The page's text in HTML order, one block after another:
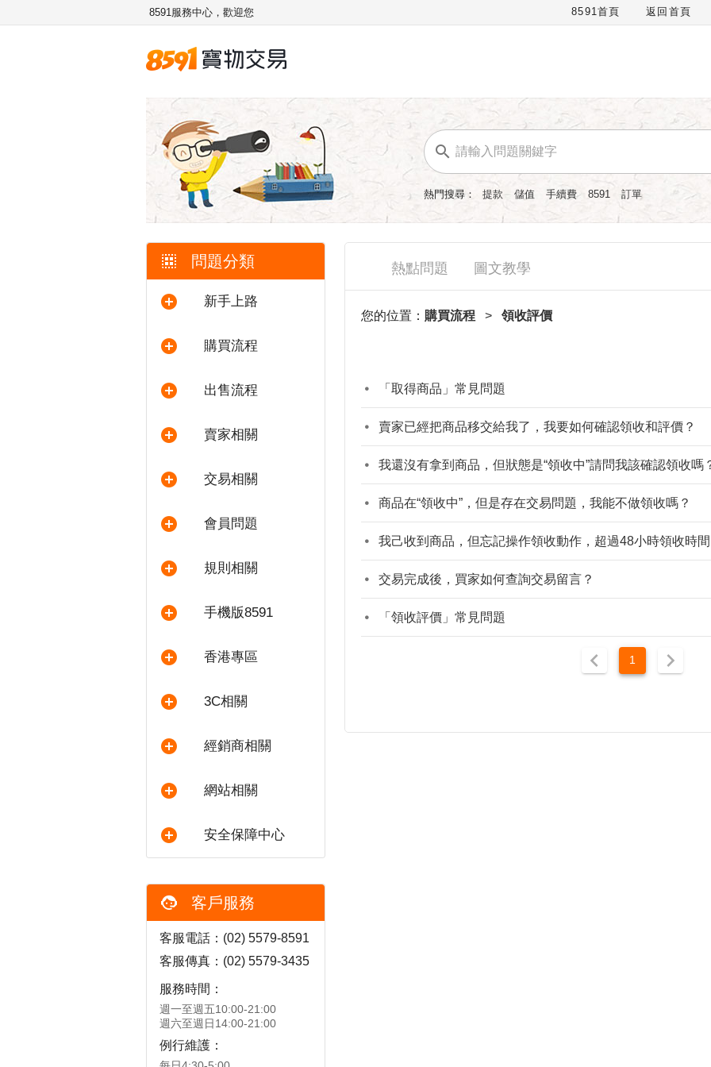
8591服務中心，歡迎您 8591首頁 返回首頁
熱門搜尋： 提款 儲值 手續費 8591 訂單
問題分類
新手上路
購買流程
出售流程
賣家相關
交易相關
會員問題
規則相關
手機版8591
香港專區
3C相關
經銷商相關
網站相關
安全保障中心
客戶服務
客服電話：(02) 5579-8591
客服傳真：(02) 5579-3435
服務時間：
週一至週五10:00-21:00
週六至週日14:00-21:00
例行維護：
熱點問題 圖文教學
您的位置： 購買流程 > 領收評價
「取得商品」常見問題
賣家已經把商品移交給我了，我要如何確認領收和評價？
我還沒有拿到商品，但狀態是“領收中”請問我該確認領收嗎
商品在“領收中”，但是存在交易問題，我能不做領收嗎？
我己收到商品，但忘記操作領收動作，超過48小時領收時間
交易完成後，買家如何查詢交易留言？
「領收評價」常見問題
1